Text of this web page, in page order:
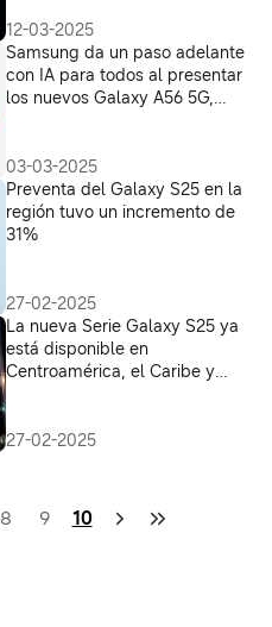
12-03-2025
Samsung da un paso adelante
con IA para todos al presentar
los nuevos Galaxy A56 5G,
03-03-2025
Preventa del Galaxy S25 en la
región tuvo un incremento de
31%
27-02-2025
La nueva Serie Galaxy S25 ya
está disponible en
Centroamérica, el Caribe y
27-02-2025
8 9 10